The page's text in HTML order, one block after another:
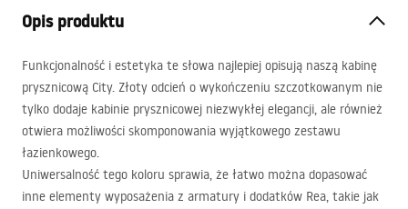
Opis produktu
Funkcjonalność i estetyka te słowa najlepiej opisują naszą kabinę
prysznicową City. Złoty odcień o wykończeniu szczotkowanym nie
tylko dodaje kabinie prysznicowej niezwykłej elegancji, ale również
otwiera możliwości skomponowania wyjątkowego zestawu
łazienkowego.
Uniwersalność tego koloru sprawia, że łatwo można dopasować
inne elementy wyposażenia z armatury i dodatków Rea, takie jak